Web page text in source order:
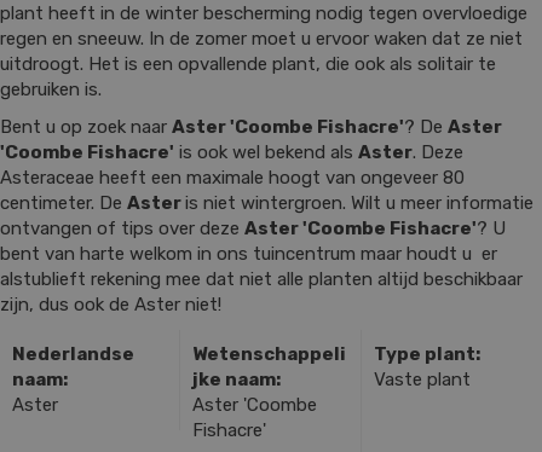
plant heeft in de winter bescherming nodig tegen overvloedige
regen en sneeuw. In de zomer moet u ervoor waken dat ze niet
uitdroogt. Het is een opvallende plant, die ook als solitair te
gebruiken is.
Bent u op zoek naar Aster 'Coombe Fishacre'? De Aster
'Coombe Fishacre' is ook wel bekend als Aster. Deze
Asteraceae heeft een maximale hoogt van ongeveer 80
centimeter. De Asteris niet wintergroen. Wilt u meer informatie
ontvangen of tips over deze Aster 'Coombe Fishacre'? U
bent van harte welkom in ons tuincentrum maar houdt u er
alstublieft rekening mee dat niet alle planten altijd beschikbaar
zijn, dus ook de Aster niet!
Nederlandse
naam:
Aster
Wetenschappeli
jke naam:
Aster 'Coombe
Fishacre'
Type plant:
Vaste plant